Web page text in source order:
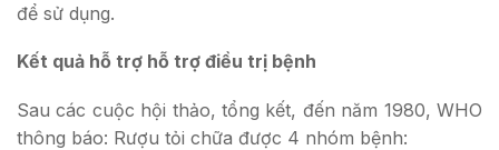
để sử dụng.
Kết quả hỗ trợ hỗ trợ điều trị bệnh
Sau các cuộc hội thảo, tổng kết, đến năm 1980, WHO
thông báo: Rượu tỏi chữa được 4 nhóm bệnh: